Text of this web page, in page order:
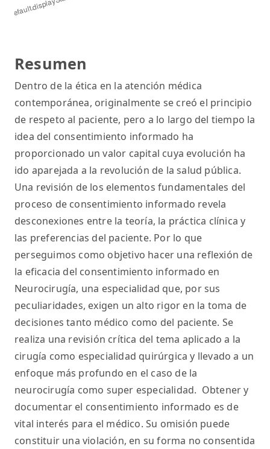
Resumen
Dentro de la ética en la atención médica
contemporánea, originalmente se creó el principio
de respeto al paciente, pero a lo largo del tiempo la
idea del consentimiento informado ha
proporcionado un valor capital cuya evolución ha
ido aparejada a la revolución de la salud pública.
Una revisión de los elementos fundamentales del
proceso de consentimiento informado revela
desconexiones entre la teoría, la práctica clínica y
las preferencias del paciente. Por lo que
perseguimos como objetivo hacer una reflexión de
la eficacia del consentimiento informado en
Neurocirugía, una especialidad que, por sus
peculiaridades, exigen un alto rigor en la toma de
decisiones tanto médico como del paciente. Se
realiza una revisión crítica del tema aplicado a la
cirugía como especialidad quirúrgica y llevado a un
enfoque más profundo en el caso de la
neurocirugía como super especialidad. Obtener y
documentar el consentimiento informado es de
vital interés para el médico. Su omisión puede
constituir una violación, en su forma no consentida